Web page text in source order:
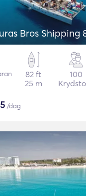
Bros Shipping
82 ft
25 m
100
/dag